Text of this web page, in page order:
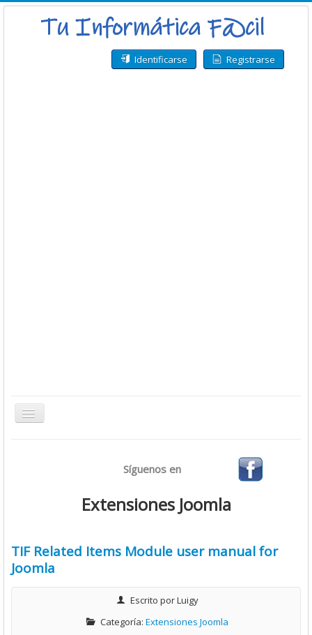
Identificarse Registrarse
Toggle
Ofimática
Sistemas Operativos
Tutoriales
Síguenos en
Extensiones Joomla
TIF Related Items Module user manual for
Joomla
Escrito porLuigy
Categoría:Extensiones Joomla